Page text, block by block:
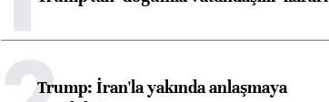
Trump: İran'la yakında anlaşmaya